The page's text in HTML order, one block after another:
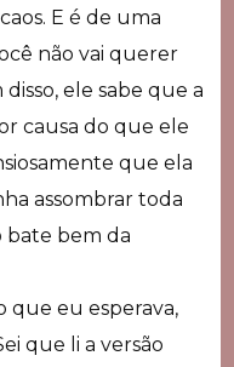
E é de uma
não vai querer
ele sabe que a
causa do que ele
que ela
assombrar toda
bate bem da
que eu esperava,
que li a versão